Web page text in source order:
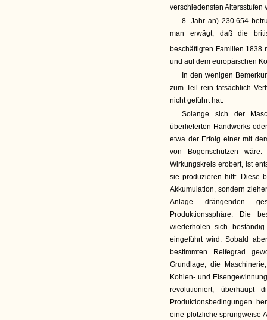
verschiedensten Altersstufen
8. Jahr an) 230.654
man erwägt, daß die
beschäftigten Familien 1838
und auf dem europäischen
In den wenigen
zum Teil rein tatsächlich
nicht geführt hat.
Solange sich der
überlieferten Handwerks
etwa der Erfolg einer mit
von Bogenschützen
Wirkungskreis erobert, ist
sie produzieren hilft. Diese
Akkumulation, sondern
Anlage drängenden
Produktionssphäre. Die
wiederholen sich
eingeführt wird. Sobald
bestimmten Reifegrad
Grundlage, die
Kohlen- und
revolutioniert, überhaupt
Produktionsbedingungen
eine plötzliche sprungweise